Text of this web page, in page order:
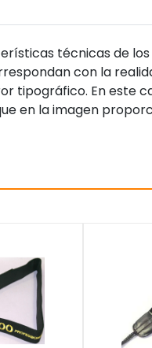
técnicas de
con la
tipográfico. En
en la imagen